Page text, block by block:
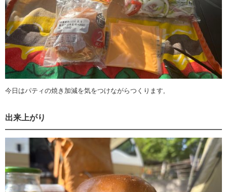
今日はパティの焼き加減を気をつけながらつくります,
出来上がり